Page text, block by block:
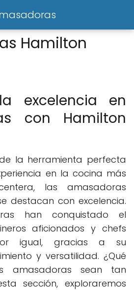
Hamilton
excelencia en
con Hamilton
la herramienta perfecta
en la cocina más
las amasadoras
destacan con excelencia.
han conquistado el
aficionados y chefs
igual, gracias a su
y versatilidad. ¿Qué
amasadoras sean tan
sección, exploraremos